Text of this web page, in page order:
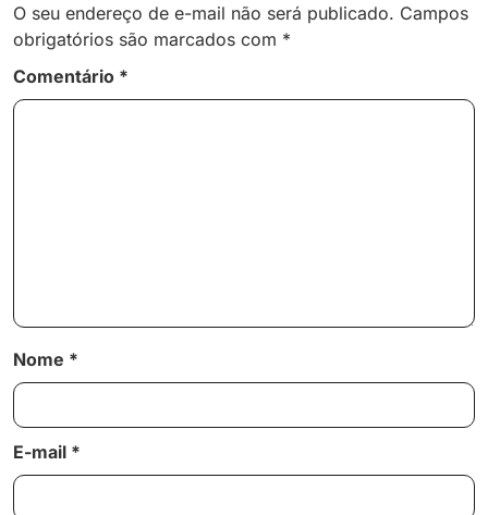
O seu endereço de e-mail não será publicado. Campos
obrigatórios são marcados com *
Comentário *
Nome *
E-mail *